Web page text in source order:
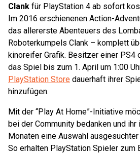
Clank für PlayStation 4 ab sofort
Im 2016 erschienenen Action-
das allererste Abenteuers des
Roboterkumpels Clank – komplett
kinoreifer Grafik. Besitzer einer PS4
das Spiel bis zum 1. April um 1:00
PlayStation Store dauerhaft ihrer
hinzufügen.
Mit der “Play At Home”-Initiative
bei der Community bedanken und ihr
Monaten eine Auswahl
So erhalten PlayStation Spieler zum